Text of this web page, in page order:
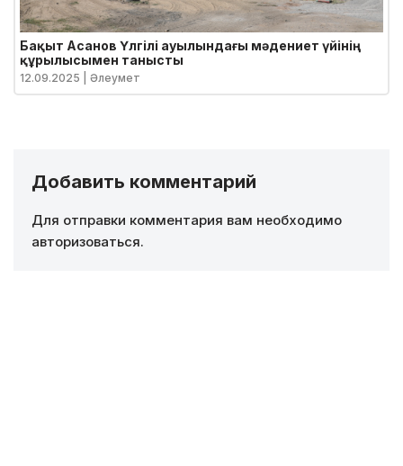
Бақыт Асанов Үлгілі ауылындағы мәдениет үйінің
құрылысымен танысты
12.09.2025 | Әлеумет
Добавить комментарий
Для отправки комментария вам необходимо
авторизоваться.